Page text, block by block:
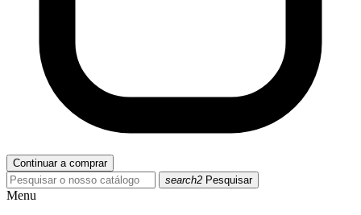
Continuar a comprar
search2 Pesquisar
Menu